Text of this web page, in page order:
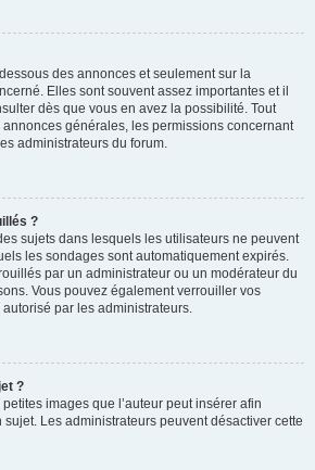
des annonces et seulement sur la
Elles sont souvent assez importantes et il
dès que vous en avez la possibilité. Tout
générales, les permissions concernant
administrateurs du forum.
?
sujets dans lesquels les utilisateurs ne peuvent
les sondages sont automatiquement expirés.
par un administrateur ou un modérateur du
Vous pouvez également verrouiller vos
par les administrateurs.
?
images que l’auteur peut insérer afin
sujet. Les administrateurs peuvent désactiver cette